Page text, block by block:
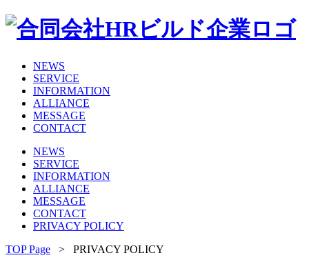
NEWS
SERVICE
INFORMATION
ALLIANCE
MESSAGE
CONTACT
NEWS
SERVICE
INFORMATION
ALLIANCE
MESSAGE
CONTACT
PRIVACY POLICY
TOP Page
> PRIVACY POLICY